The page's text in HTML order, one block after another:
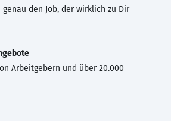
genau den Job, der wirklich zu Dir
Arbeitgebern und über 20.000